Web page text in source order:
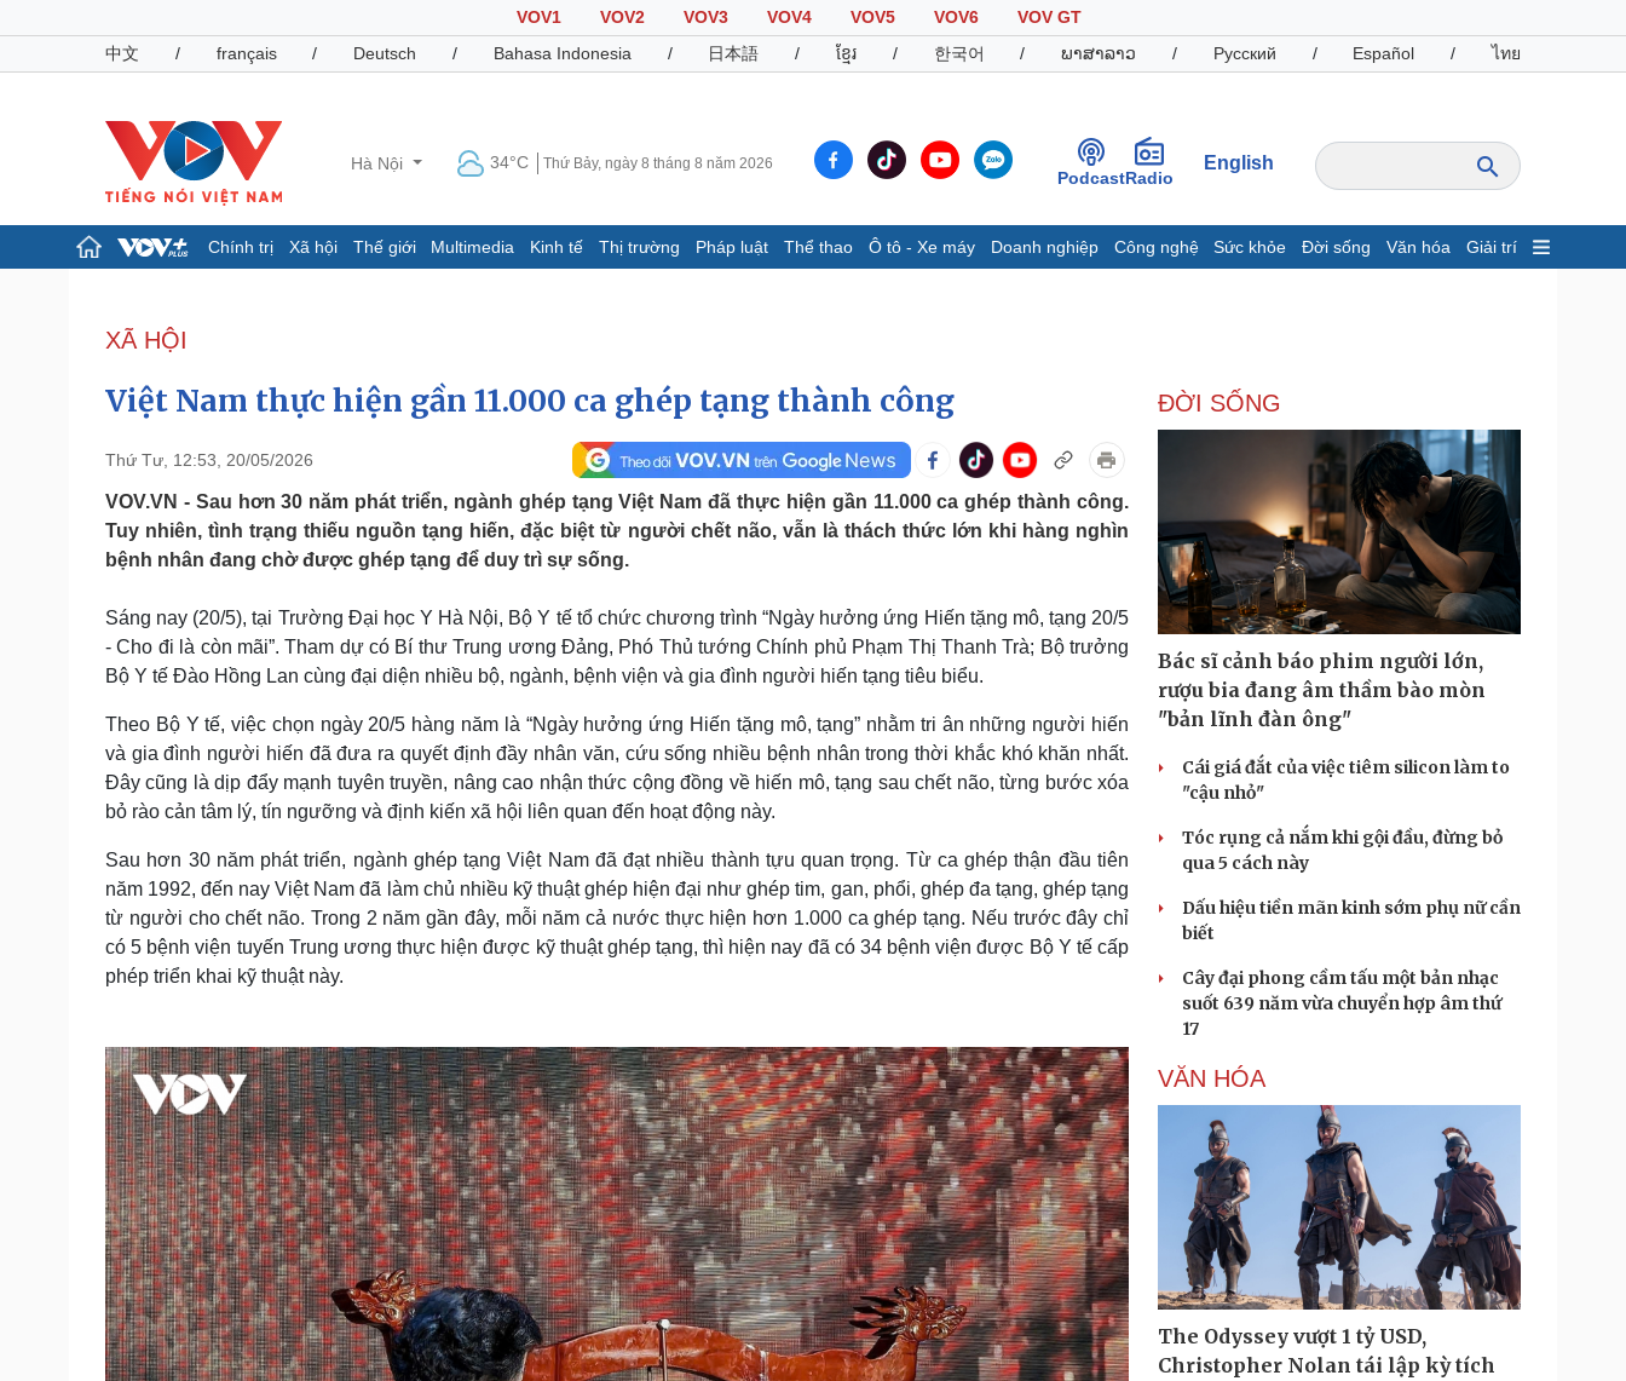
VOV1 VOV2 VOV3 VOV4 VOV5 VOV6
VOV GT
中文
/ français / Deutsch / Bahasa Indonesia / 日本語 / ខ្មែរ / 한국어 / ພາສາລາວ / Русский / Español / ไทย
Hà Nội 34°C Thứ Bảy, ngày 8 tháng 8 năm 2026
PodcastRadio
English
Chính trị Xã hội Thế giới Multimedia Kinh tế Thị trường Pháp luật Thể thao Ô tô - Xe máy Doanh nghiệp Công nghệ Sức khỏe Đời sống Văn hóa Giải trí
Đảng
Tổ chức nhân sự
Nhận diện sự thật
Dấu ấn VOV
Infographic
Giá cà phê
Pháp luật
Vụ án
Tin nóng
Quân sự - Quốc phòng
Vũ khí
Việt Nam
Thể thao
Bóng đá
Lịch thi đấu bóng đá
eSports
Ô tô - Xe máy
Ô tô
Doanh nghiệp
Thông tin doanh nghiệp
Doanh nghiệp 24h
Doanh nhân
Vì cộng đồng
Công nghệ
Sành điệu
Tin Công nghệ
Trải nghiệm
Chuyển đổi số
Sức khỏe
Cây thuốc
Sản phụ khoa
Nhi khoa
Nam khoa
Phòng mạch online
Ăn sạch sống khỏe
Đời sống
Blog
Tình yêu - Gia đình
Văn hóa
Văn học
Âm nhạc
Di sản
Giải trí
Thời trang
Sao Việt
Săn Tour
check-in
Podcast
Đọc truyện đêm khuya
Cửa sổ tình yêu
Kể chuyện cho bé
Cải chính
XÃ HỘI
Việt Nam thực hiện gần 11.000 ca ghép tạng thành công
Thứ Tư, 12:53, 20/05/2026
VOV.VN - Sau hơn 30 năm phát triển, ngành ghép tạng Việt Nam đã thực hiện gần 11.000 ca ghép thành công.
Tuy nhiên, tình trạng thiếu nguồn tạng hiến, đặc biệt từ người chết não, vẫn là thách thức lớn khi hàng nghìn
bệnh nhân đang chờ được ghép tạng để duy trì sự sống.
Sáng nay (20/5), tại Trường Đại học Y Hà Nội, Bộ Y tế tổ chức chương trình “Ngày hưởng ứng Hiến tặng mô, tạng 20/5
- Cho đi là còn mãi”. Tham dự có Bí thư Trung ương Đảng, Phó Thủ tướng Chính phủ Phạm Thị Thanh Trà; Bộ trưởng
Bộ Y tế Đào Hồng Lan cùng đại diện nhiều bộ, ngành, bệnh viện và gia đình người hiến tạng tiêu biểu.
Theo Bộ Y tế, việc chọn ngày 20/5 hàng năm là “Ngày hưởng ứng Hiến tặng mô, tạng” nhằm tri ân những người hiến
và gia đình người hiến đã đưa ra quyết định đầy nhân văn, cứu sống nhiều bệnh nhân trong thời khắc khó khăn nhất.
Đây cũng là dịp đẩy mạnh tuyên truyền, nâng cao nhận thức cộng đồng về hiến mô, tạng sau chết não, từng bước xóa
bỏ rào cản tâm lý, tín ngưỡng và định kiến xã hội liên quan đến hoạt động này.
Sau hơn 30 năm phát triển, ngành ghép tạng Việt Nam đã đạt nhiều thành tựu quan trọng. Từ ca ghép thận đầu tiên
năm 1992, đến nay Việt Nam đã làm chủ nhiều kỹ thuật ghép hiện đại như ghép tim, gan, phổi, ghép đa tạng, ghép tạng
từ người cho chết não. Trong 2 năm gần đây, mỗi năm cả nước thực hiện hơn 1.000 ca ghép tạng. Nếu trước đây chỉ
có 5 bệnh viện tuyến Trung ương thực hiện được kỹ thuật ghép tạng, thì hiện nay đã có 34 bệnh viện được Bộ Y tế cấp
phép triển khai kỹ thuật này.
ĐỜI SỐNG
Bác sĩ cảnh báo phim người lớn,
rượu bia đang âm thầm bào mòn
"bản lĩnh đàn ông"
Cái giá đắt của việc tiêm silicon làm to
"cậu nhỏ"
Tóc rụng cả nắm khi gội đầu, đừng bỏ
qua 5 cách này
Dấu hiệu tiền mãn kinh sớm phụ nữ cần
biết
Cây đại phong cầm tấu một bản nhạc
suốt 639 năm vừa chuyển hợp âm thứ
17
VĂN HÓA
The Odyssey vượt 1 tỷ USD,
Christopher Nolan tái lập kỳ tích